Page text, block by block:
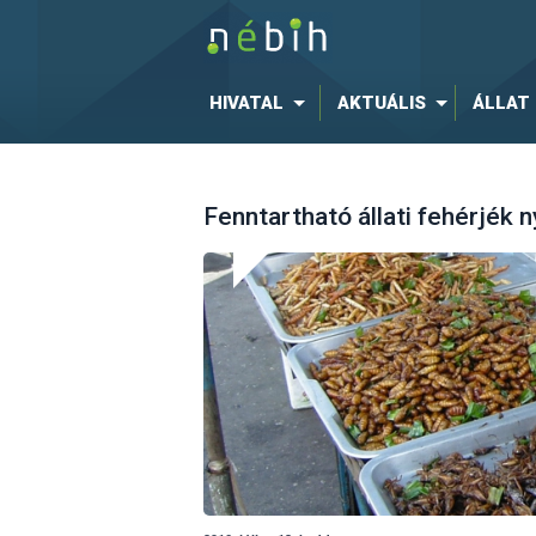
HIVATAL AKTUÁLIS ÁLLAT
Fenntartható állati fehérjék